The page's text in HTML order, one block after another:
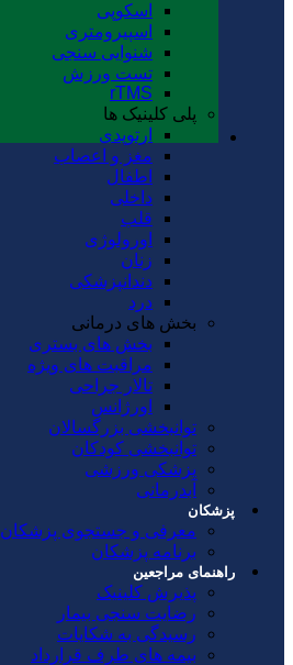
اسکوپی
اسپیرومتری
شنوایی سنجی
تست ورزش
rTMS
پلی کلینیک ها
ارتوپدی
مغز و اعصاب
اطفال
داخلی
قلب
اورولوژی
زنان
دندانپزشکی
درد
بخش های درمانی
بخش های بستری
مراقبت های ویژه
تالار جراحی
اورژانس
توانبخشی بزرگسالان
توانبخشی کودکان
پزشکی ورزشی
آبدرمانی
پزشکان
معرفی و جستجوی پزشکان
برنامه پزشکان
راهنمای مراجعین
پذیرش کلینیک
رضایت سنجی بیمار
رسیدگی به شکایات
بیمه های طرف قرارداد